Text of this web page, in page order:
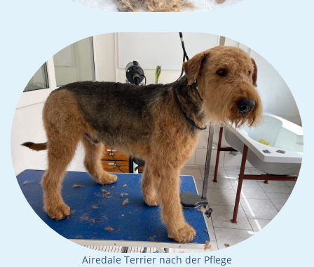
Airedale Terrier nach der Pflege